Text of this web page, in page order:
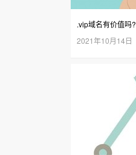
.vip域名有价值吗?
2021年10月14日